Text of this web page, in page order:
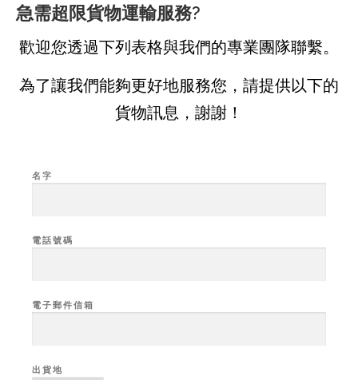
急需超限貨物運輸服務?
歡迎您透過下列表格與我們的專業團隊聯繫。
為了讓我們能夠更好地服務您，請提供以下的
貨物訊息，謝謝！
名字
電話號碼
電子郵件信箱
出貨地